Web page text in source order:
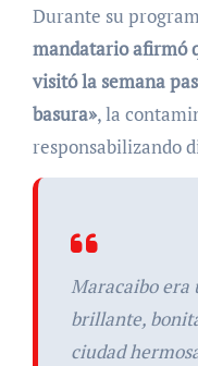
Durante su
mandatario afirmó
visitó la semana
basura», la
responsabilizando
Maracaibo era
brillante,
ciudad